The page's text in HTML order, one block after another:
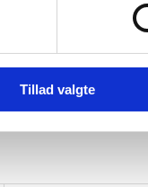
Tillad valgte